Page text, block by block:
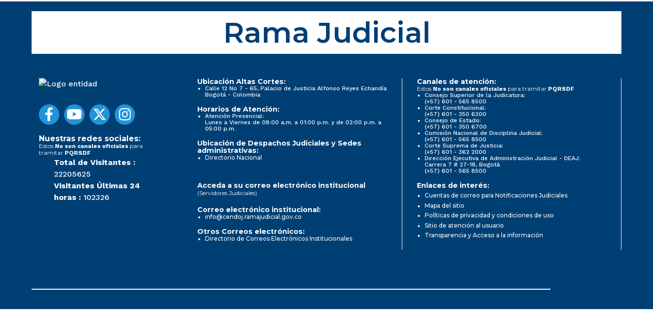
Rama Judicial
Nuestras redes sociales:
Estos No son canales oficiales para
tramitar PQRSDF
Total de Visitantes :
22205625
Visitantes Últimas 24
horas : 102326
Ubicación Altas Cortes:
Calle 12 No 7 - 65, Palacio de Justicia Alfonso Reyes Echandía
Bogotá - Colombia
Horarios de Atención:
Atención Presencial:
Lunes a Viernes de 08:00 a.m. a 01:00 p.m. y de 02:00 p.m. a
05:00 p.m.
Ubicación de Despachos Judiciales y Sedes
administrativas:
Directorio Nacional
Canales de atención:
Estos No son canales oficiales para tramitar PQRSDF
Consejo Superior de la Judicatura:
(+57) 601 - 565 8500
Corte Constitucional:
(+57) 601 - 350 6200
Consejo de Estado:
(+57) 601 - 350 6700
Comisión Nacional de Disciplina Judicial:
(+57) 601 - 565 8500
Corte Suprema de Justicia:
(+57) 601 - 362 2000
Dirección Ejecutiva de Administración Judicial - DEAJ:
Carrera 7 # 27-18, Bogotá
(+57) 601 - 565 8500
Acceda a su correo electrónico institucional
(Servidores Judiciales)
Correo electrónico institucional:
info@cendoj.ramajudicial.gov.co
Otros Correos electrónicos:
Directorio de Correos Electrónicos Institucionales
Enlaces de interés:
Cuentas de correo para Notificaciones Judiciales
Mapa del sitio
Políticas de privacidad y condiciones de uso
Sitio de atención al usuario
Transparencia y Acceso a la información